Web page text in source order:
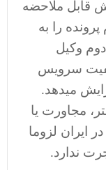
قابل ملاحضه
را به
وکیل
سرویس
میدهد.
مجاورت یا
ایران لزوما
ندارد.